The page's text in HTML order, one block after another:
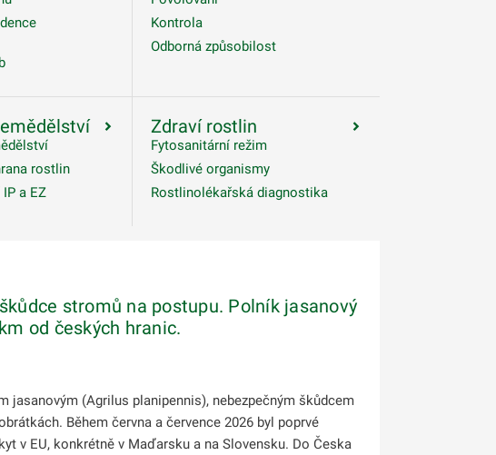
Kontrola
Odborná způsobilost
rostlin
a EZ
Zdraví rostlin
Fytosanitární režim
Škodlivé organismy
Rostlinolékařská diagnostika
stromů na postupu. Polník jasanový
od českých hranic.
jasanovým (Agrilus planipennis), nebezpečným škůdcem
Během června a července 2026 byl poprvé
v EU, konkrétně v Maďarsku a na Slovensku. Do Česka